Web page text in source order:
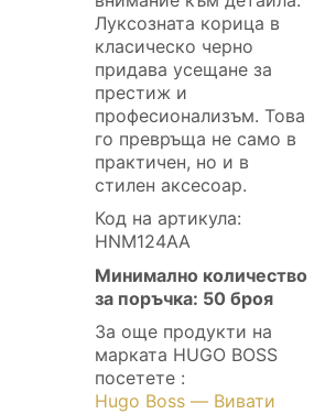
Луксозната корица в
класическо черно
придава усещане за
престиж и
професионализъм. Това
го превръща не само в
практичен, но и в
стилен аксесоар.
Код на артикула:
HNM124AA
Минимално количество
за поръчка: 50 броя
За още продукти на
марката HUGO BOSS
посетете :
Hugo Boss — Вивати